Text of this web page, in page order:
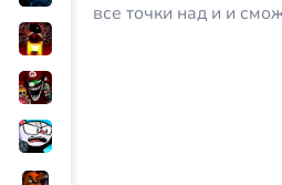
все точки над и и